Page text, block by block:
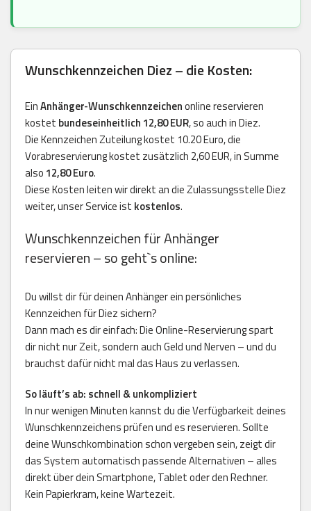
Wunschkennzeichen Diez – die Kosten:
EinAnhänger-Wunschkennzeichenonline reservieren
kostet bundeseinheitlich 12,80 EUR, so auch in Diez.
Die Kennzeichen Zuteilung kostet 10.20 Euro, die
Vorabreservierung kostet zusätzlich 2,60 EUR, in Summe
also 12,80 Euro.
Diese Kosten leiten wir direkt an die Zulassungsstelle Diez
weiter, unser Service ist kostenlos.
Wunschkennzeichen für Anhänger
reservieren – so geht`s online:
Du willst dir für deinen Anhänger ein persönliches
Kennzeichen für Diez sichern?
Dann mach es dir einfach: Die Online-Reservierung spart
dir nicht nur Zeit, sondern auch Geld und Nerven – und du
brauchst dafür nicht mal das Haus zu verlassen.
So läuft’s ab: schnell & unkompliziert
In nur wenigen Minuten kannst du die Verfügbarkeit deines
Wunschkennzeichens prüfen und es reservieren. Sollte
deine Wunschkombination schon vergeben sein, zeigt dir
das System automatisch passende Alternativen – alles
direkt über dein Smartphone, Tablet oder den Rechner.
Kein Papierkram, keine Wartezeit.